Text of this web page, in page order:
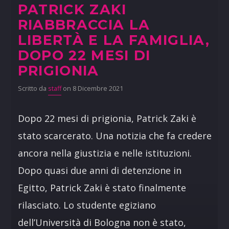
PATRICK ZAKI
RIABBRACCIA LA
LIBERTÀ E LA FAMIGLIA,
DOPO 22 MESI DI
PRIGIONIA
Scritto da staffon 8 Dicembre 2021
Dopo 22 mesi di prigionia, Patrick Zaki è
stato scarcerato. Una notizia che fa credere
ancora nella giustizia e nelle istituzioni.
Dopo quasi due anni di detenzione in
Egitto, Patrick Zaki è stato finalmente
rilasciato. Lo studente egiziano
dell’Università di Bologna non è stato,